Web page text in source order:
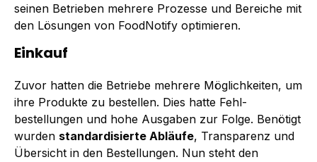
seinen Betrieben mehrere Prozesse und Bereiche mit
den Lösungen von FoodNotify optimieren.
Einkauf
Zuvor hatten die Betriebe mehrere Möglichkeiten, um
ihre Produkte zu bestellen. Dies hatte Fehl­
bestellungen und hohe Ausgaben zur Folge. Benötigt
wurden standardisierte Abläufe, Transparenz und
Übersicht in den Bestellungen. Nun steht den